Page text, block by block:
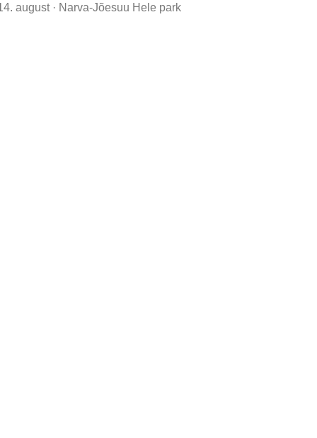
august · Narva-Jõesuu Hele park